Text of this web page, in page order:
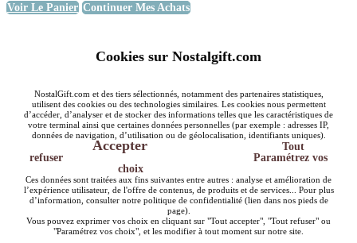
Voir Le Panier Continuer Mes Achats
Cookies sur Nostalgift.com
NostalGift.com et des tiers sélectionnés, notamment des partenaires statistiques,
utilisent des cookies ou des technologies similaires. Les cookies nous permettent
d’accéder, d’analyser et de stocker des informations telles que les caractéristiques de
votre terminal ainsi que certaines données personnelles (par exemple : adresses IP,
données de navigation, d’utilisation ou de géolocalisation, identifiants uniques).
Accepter
Tout
refuser
Paramétrez vos
choix
Ces données sont traitées aux fins suivantes entre autres : analyse et amélioration de
l’expérience utilisateur, de l'offre de contenus, de produits et de services... Pour plus
d’information, consulter notre politique de confidentialité (lien dans nos pieds de
page).
Vous pouvez exprimer vos choix en cliquant sur "Tout accepter", "Tout refuser" ou
"Paramétrez vos choix", et les modifier à tout moment sur notre site.